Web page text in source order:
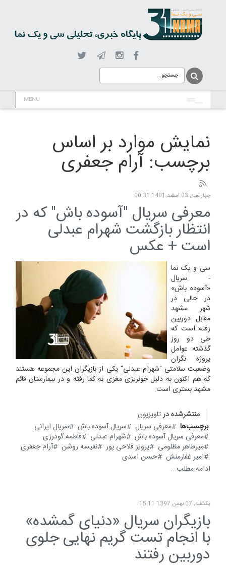
MENU
نمایش موارد بر اساس
برچسب: آرام جعفری
چهارشنبه, 03 اسفند 1401 00:31
معرفی سریال "آسوده باش" که در
انتظار بازگشت شهرام عبدلی
است + عکس
سی و یک نما
- سریال
«آسوده باش»
در حالی در
شهر مشهد
مقابل دوربین
رفته است که
طی دو روز
گذشته عوامل
پروژه نگران
وضعیت سلامتی "شهرام عبدلی" یکی از بازیگران این مجموعه هستند
که هم اکنون به دلیل خونریزی مغزی به کما رفته و در بیمارستان قائم
مشهد بستری است.
منتشرشده درتلویزیون
برچسب‌ها
معرفی سریال سریال آسوده باش
سریال ایرانی
معرفی سریال آسوده باش
شهرام عبدلی
فاطمه گودرزی
میرطاهر مظلومی
پرویز فلاحی پور نفیسه روشن
آرام جعفری
امیر غفارمنش
حسن اسدی
ادامه مطلب...
یکشنبه, 07 بهمن 1397 15:11
بازیگران سریال «دنیای گمشده»
با انجام تست گریم نهایی جلوی
دوربین رفتند